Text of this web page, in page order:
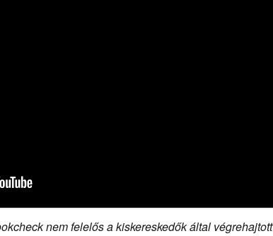
nem felelős a kiskereskedők által végrehajtott